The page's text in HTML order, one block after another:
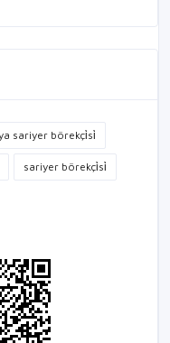
sariyer börekçi̇si̇
sariyer börekçi̇si̇